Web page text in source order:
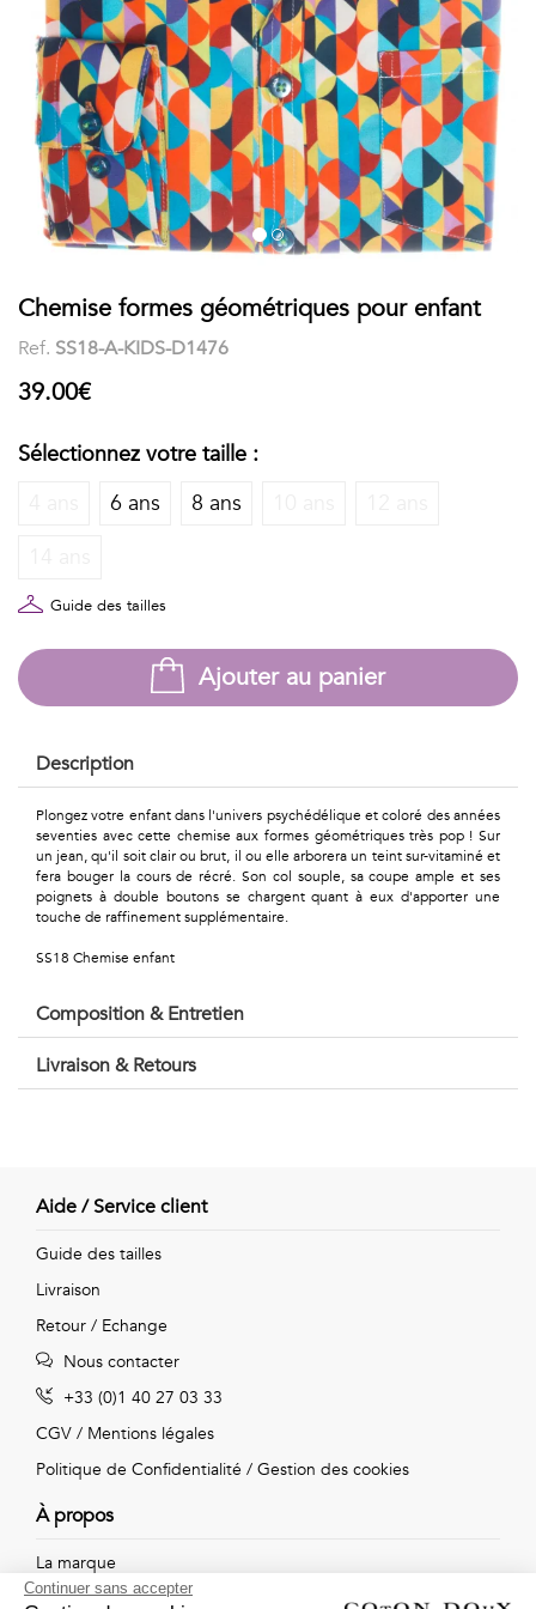
Col
Stand-
up
Voir
tout
LES
IMPRIMÉES
Faune
&
Talents
Métiers
motifs
Urbain
Voyages
Vintage
courtes
POLOS
FEMME
Imprimés
Unis
Chaussettes
Boxers
Accessoires
Chemise formes géométriques pour enfant
Ref. SS18-A-KIDS-D1476
39.00€
Sélectionnez votre taille :
6 ans 8 ans
Guide des tailles
Ajouter au panier
Description
Plongez votre enfant dans l'univers psychédélique et coloré des années
seventies avec cette chemise aux formes géométriques très pop ! Sur
un jean, qu'il soit clair ou brut, il ou elle arborera un teint sur-vitaminé et
fera bouger la cours de récré. Son col souple, sa coupe ample et ses
poignets à double boutons se chargent quant à eux d'apporter une
touche de raffinement supplémentaire.
SS18 Chemise enfant
Composition & Entretien
Livraison & Retours
Aide / Service client
Guide des tailles
Livraison
Retour / Echange
Nous contacter
+33 (0)1 40 27 03 33
CGV / Mentions légales
Politique de Confidentialité / Gestion des cookies
À propos
La marque
Nos boutiques
Continuer sans accepter